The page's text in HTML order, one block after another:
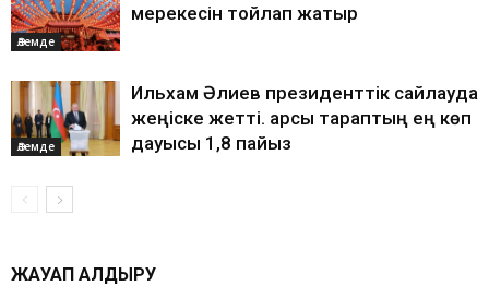
Әлемде
мерекесін тойлап жатыр
Әлемде
Ильхам Әлиев президенттік сайлауда
жеңіске жетті. Қарсы тараптың ең көп
дауысы 1,8 пайыз
ЖАУАП ҚАЛДЫРУ